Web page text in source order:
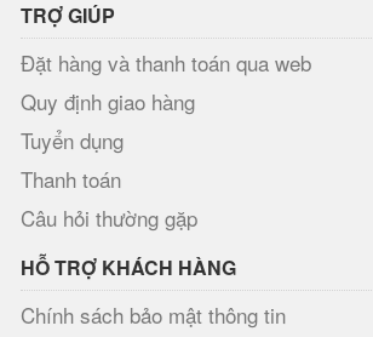
TRỢ GIÚP
Đặt hàng và thanh toán qua web
Quy định giao hàng
Tuyển dụng
Thanh toán
Câu hỏi thường gặp
HỖ TRỢ KHÁCH HÀNG
Chính sách bảo mật thông tin